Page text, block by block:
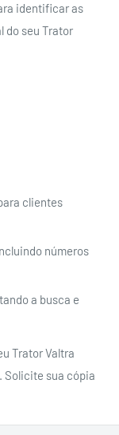
identificar as
do seu Trator
clientes
números
a busca e
Trator Valtra
Solicite sua cópia